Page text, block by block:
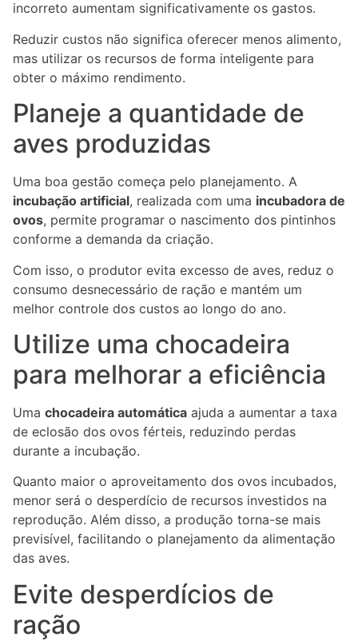
incorreto aumentam significativamente os gastos.
Reduzir custos não significa oferecer menos alimento,
mas utilizar os recursos de forma inteligente para
obter o máximo rendimento.
Planeje a quantidade de
aves produzidas
Uma boa gestão começa pelo planejamento. A
incubação artificial, realizada com uma incubadora de
ovos, permite programar o nascimento dos pintinhos
conforme a demanda da criação.
Com isso, o produtor evita excesso de aves, reduz o
consumo desnecessário de ração e mantém um
melhor controle dos custos ao longo do ano.
Utilize uma chocadeira
para melhorar a eficiência
Uma chocadeira automática ajuda a aumentar a taxa
de eclosão dos ovos férteis, reduzindo perdas
durante a incubação.
Quanto maior o aproveitamento dos ovos incubados,
menor será o desperdício de recursos investidos na
reprodução. Além disso, a produção torna-se mais
previsível, facilitando o planejamento da alimentação
das aves.
Evite desperdícios de
ração